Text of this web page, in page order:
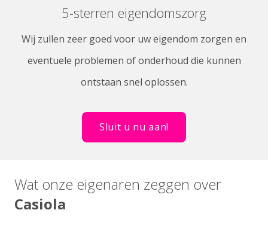
5-sterren eigendomszorg
Wij zullen zeer goed voor uw eigendom zorgen en
eventuele problemen of onderhoud die kunnen
ontstaan snel oplossen.
Sluit u nu aan!
Wat onze eigenaren zeggen over
Casiola